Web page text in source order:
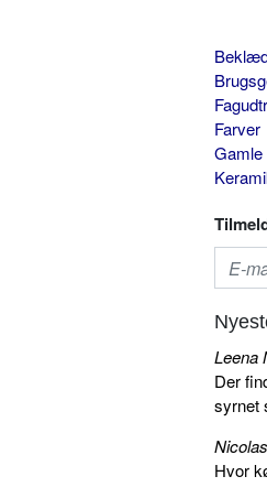
Farver
Gamle
Leena
Der
syrnet
Nicolas
Hvor